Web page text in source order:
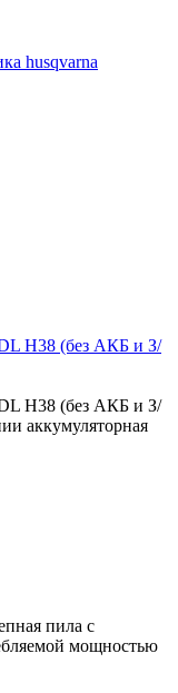
husqvarna
H38 (без АКБ и З/
H38 (без АКБ и З/
аккумуляторная
пила с
мощностью